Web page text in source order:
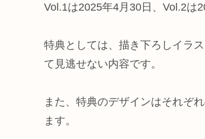
Vol.1は2025年4月30日、Vol.2は
特典としては、描き下ろしイラ
て見逃せない内容です。
また、特典のデザインはそれぞ
ます。